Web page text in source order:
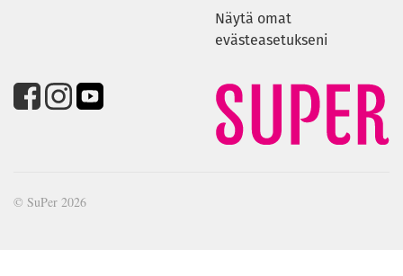
Näytä omat
evästeasetukseni
© SuPer 2026